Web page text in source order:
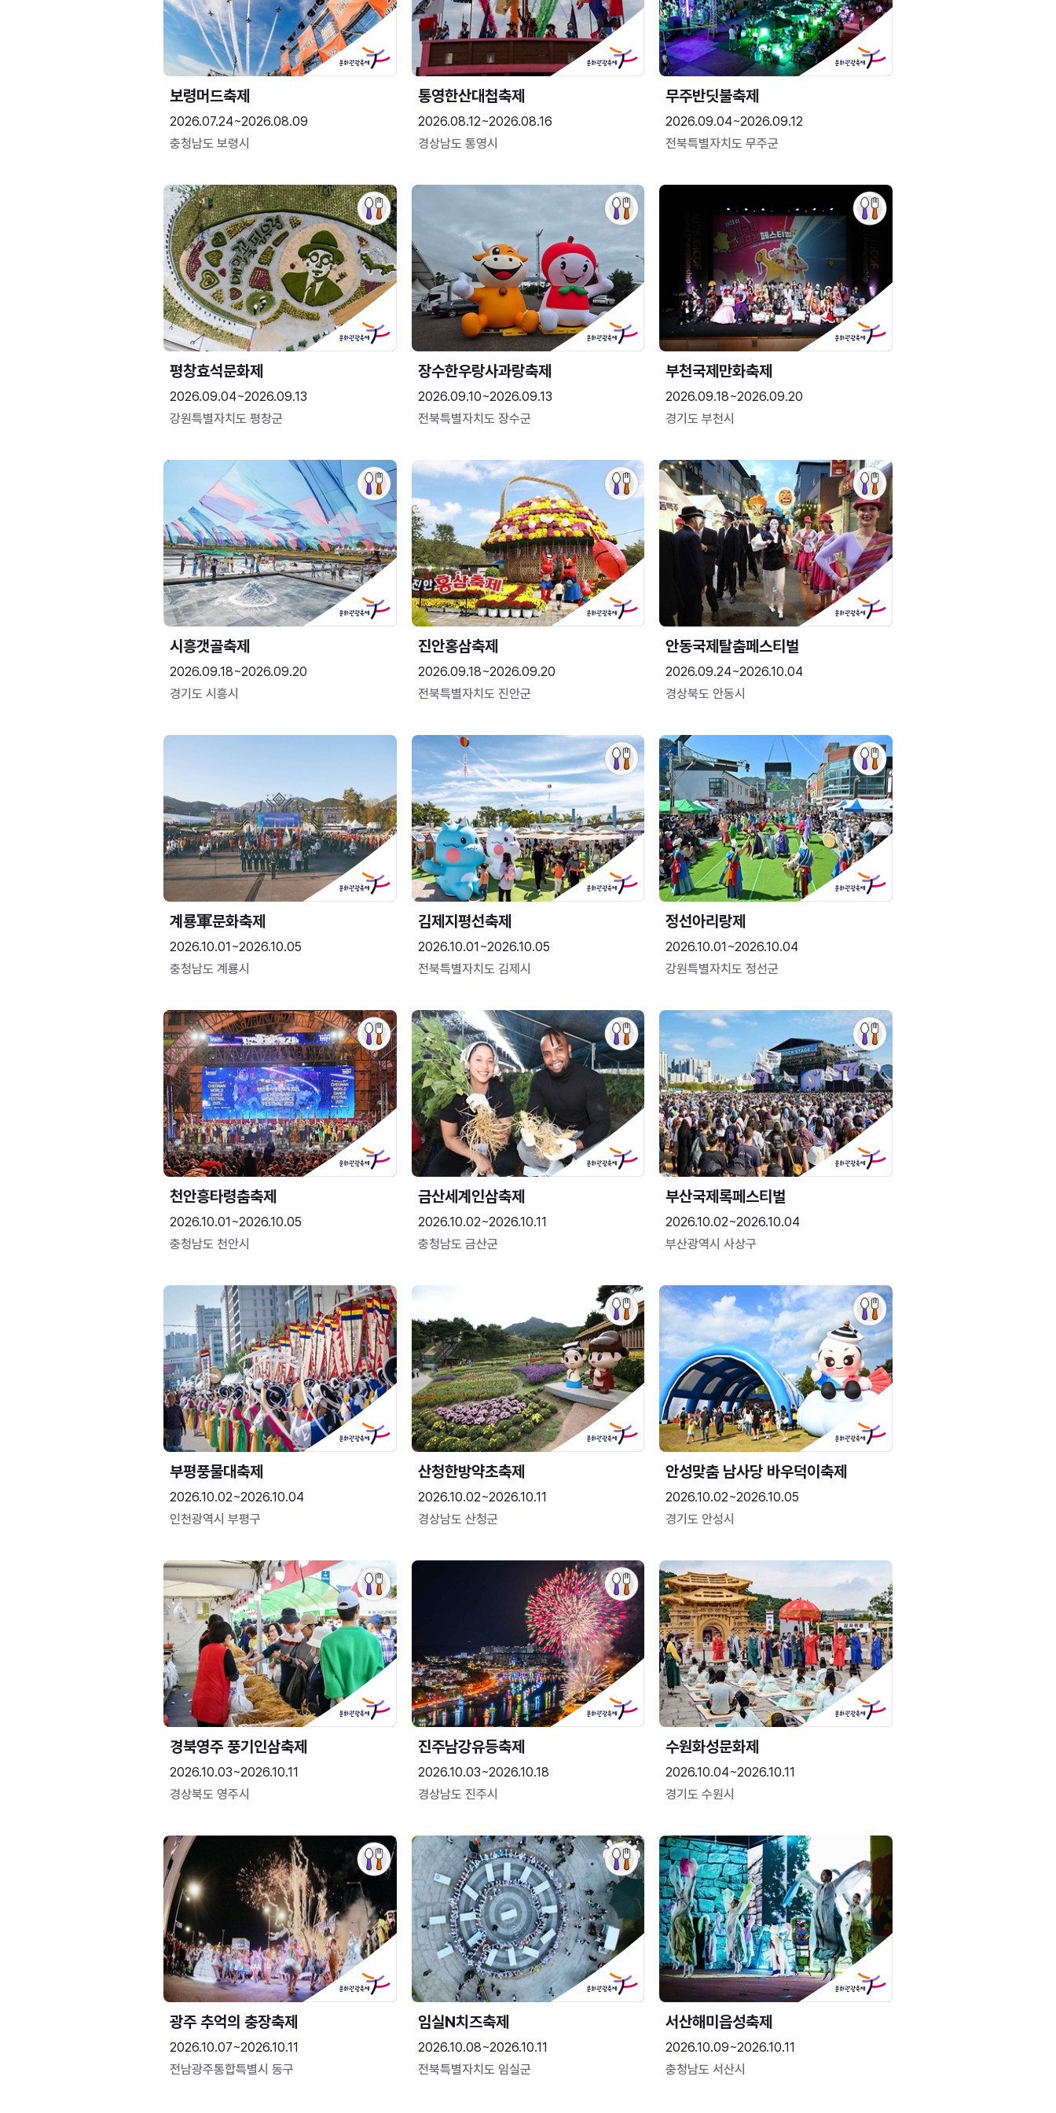
보령머드축제
2026.07.24~2026.08.09
충청남도 보령시
통영한산대첩축제
2026.08.12~2026.08.16
경상남도 통영시
무주반딧불축제
2026.09.04~2026.09.12
전북특별자치도 무주군
평창효석문화제
2026.09.04~2026.09.13
강원특별자치도 평창군
장수한우랑사과랑축제
2026.09.10~2026.09.13
전북특별자치도 장수군
부천국제만화축제
2026.09.18~2026.09.20
경기도 부천시
시흥갯골축제
2026.09.18~2026.09.20
경기도 시흥시
진안홍삼축제
2026.09.18~2026.09.20
전북특별자치도 진안군
안동국제탈춤페스티벌
2026.09.24~2026.10.04
경상북도 안동시
2026.10.01~2026.10.05
충청남도 계룡시
김제지평선축제
2026.10.01~2026.10.05
전북특별자치도 김제시
정선아리랑제
2026.10.01~2026.10.04
강원특별자치도 정선군
천안흥타령춤축제
2026.10.01~2026.10.05
충청남도 천안시
금산세계인삼축제
2026.10.02~2026.10.11
충청남도 금산군
부산국제록페스티벌
2026.10.02~2026.10.04
부산광역시 사상구
부평풍물대축제
2026.10.02~2026.10.04
인천광역시 부평구
산청한방약초축제
2026.10.02~2026.10.11
경상남도 산청군
안성맞춤 남사당 바우덕이축제
2026.10.02~2026.10.05
경기도 안성시
경북영주 풍기인삼축제
2026.10.03~2026.10.11
경상북도 영주시
진주남강유등축제
2026.10.03~2026.10.18
경상남도 진주시
수원화성문화제
2026.10.04~2026.10.11
경기도 수원시
광주 추억의 충장축제
2026.10.07~2026.10.11
전남광주통합특별시 동구
임실N치즈축제
2026.10.08~2026.10.11
전북특별자치도 임실군
서산해미읍성축제
2026.10.09~2026.10.11
충청남도 서산시